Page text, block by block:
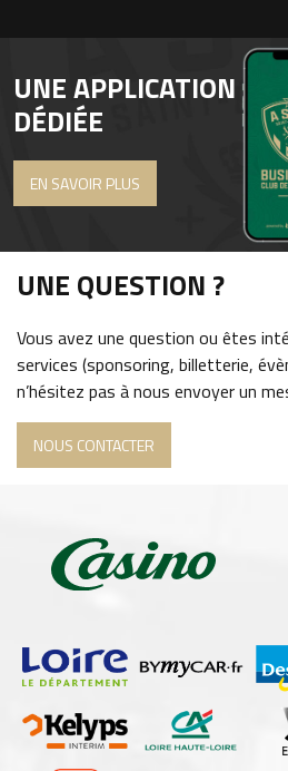
UNE APPLICATION
DÉDIÉE
EN SAVOIR PLUS
UNE QUESTION ?
Vous avez une question ou êtes
services (sponsoring, billetterie,
n’hésitez pas à nous envoyer un
NOUS CONTACTER